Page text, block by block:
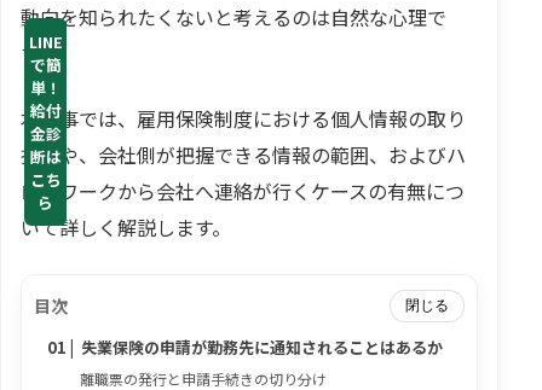
LINE
で簡
単！
給付
金診
断は
こち
ら
動向を知られたくないと考えるのは自然な心理で
す。
本記事では、雇用保険制度における個人情報の取り
扱いや、会社側が把握できる情報の範囲、およびハ
ローワークから会社へ連絡が行くケースの有無につ
いて詳しく解説します。
目次 閉じる
失業保険の申請が勤務先に通知されることはあるか
離職票の発行と申請手続きの切り分け